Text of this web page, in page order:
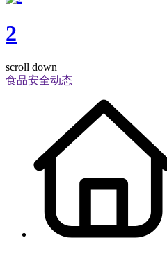
2
scroll down
食品安全动态